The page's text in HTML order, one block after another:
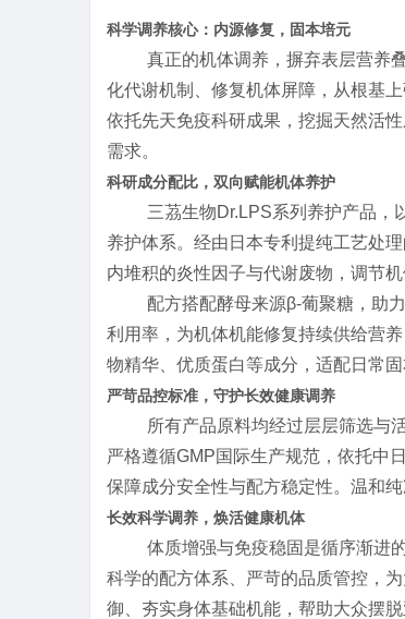
科学调养核心：内源修复，固本培元
真正的机体调养，摒弃表层营养
化代谢机制、修复机体屏障，从根基
依托先天免疫科研成果，挖掘天然活
需求。
科研成分配比，双向赋能机体养护
三茘生物Dr.LPS系列养护产品，
养护体系。经由日本专利提纯工艺处
内堆积的炎性因子与代谢废物，调节机
配方搭配酵母来源β-葡聚糖，助
利用率，为机体机能修复持续供给营
物精华、优质蛋白等成分，适配日常
严苛品控标准，守护长效健康调养
所有产品原料均经过层层筛选与
严格遵循GMP国际生产规范，依托中
保障成分安全性与配方稳定性。温和
长效科学调养，焕活健康机体
体质增强与免疫稳固是循序渐进
科学的配方体系、严苛的品质管控，
御、夯实身体基础机能，帮助大众摆